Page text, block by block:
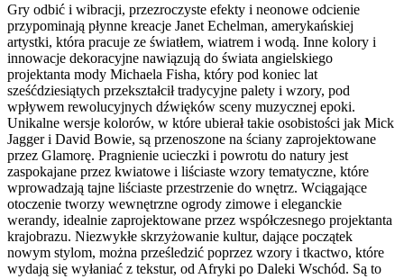
Gry odbić i wibracji, przezroczyste efekty i neonowe odcienie
przypominają płynne kreacje Janet Echelman, amerykańskiej
artystki, która pracuje ze światłem, wiatrem i wodą. Inne kolory i
innowacje dekoracyjne nawiązują do świata angielskiego
projektanta mody Michaela Fisha, który pod koniec lat
sześćdziesiątych przekształcił tradycyjne palety i wzory, pod
wpływem rewolucyjnych dźwięków sceny muzycznej epoki.
Unikalne wersje kolorów, w które ubierał takie osobistości jak Mick
Jagger i David Bowie, są przenoszone na ściany zaprojektowane
przez Glamorę. Pragnienie ucieczki i powrotu do natury jest
zaspokajane przez kwiatowe i liściaste wzory tematyczne, które
wprowadzają tajne liściaste przestrzenie do wnętrz. Wciągające
otoczenie tworzy wewnętrzne ogrody zimowe i eleganckie
werandy, idealnie zaprojektowane przez współczesnego projektanta
krajobrazu. Niezwykłe skrzyżowanie kultur, dające początek
nowym stylom, można prześledzić poprzez wzory i tkactwo, które
wydają się wyłaniać z tekstur, od Afryki po Daleki Wschód. Są to